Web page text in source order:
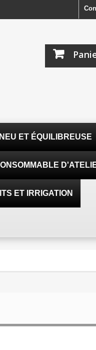
ET ÉQUILIBREUSE
ET IRRIGATION